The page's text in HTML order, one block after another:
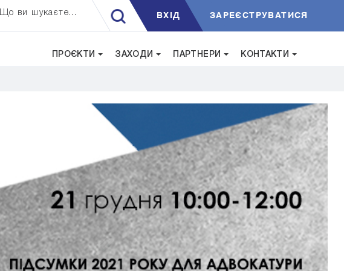
Що ви шукаєте... ВXIД ЗАРЕЄСТРУВАТИСЯ
ПРОЄКТИ ЗАХОДИ ПАРТНЕРИ КОНТАКТИ